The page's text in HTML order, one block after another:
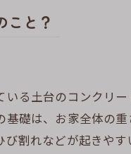
こと？
る土台のコンクリ
礎は、お家全体の
割れなどが起きやす